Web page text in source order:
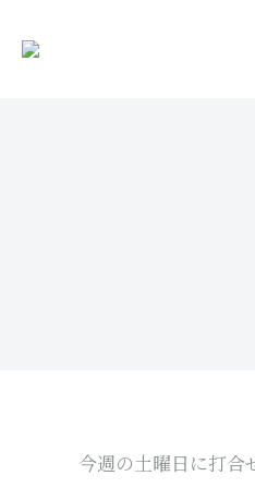
今週の土曜日に打合